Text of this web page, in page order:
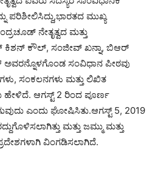
ಪರಿಶೀಲಿಸಿದ್ದು,ಭಾರತದ ಮುಖ್ಯ
ನೇತೃತ್ವದ ಮತ್ತು
ಕೌಲ್, ಸಂಜೀವ್ ಖನ್ನಾ, ಬಿಆರ್
ಸಂವಿಧಾನ ಪೀಠವು
ಸಂಕಲನಗಳು ಮತ್ತು ಲಿಖಿತ
ಹೇಳಿದೆ. ಆಗಸ್ಟ್ 2 ರಿಂದ ಪೂರ್ಣ
ಎಂದು ಘೋಷಿಸಿತು.ಆಗಸ್ಟ್ 5, 2019
ಮತ್ತು ಜಮ್ಮು ಮತ್ತು
ಪ್ರದೇಶಗಳಾಗಿ ವಿಂಗಡಿಸಲಾಗಿದೆ.